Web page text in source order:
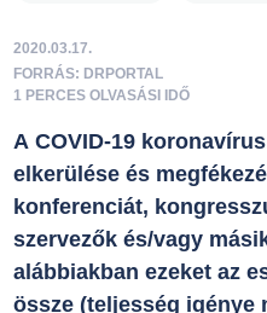
2020.03.17.
FORRÁS: DRPORTAL
1 PERCES OLVASÁSI IDŐ
A COVID-19
elkerülése és
konferenciát,
szervezők és/vagy
alábbiakban ezeket az
össze (teljesség igénye